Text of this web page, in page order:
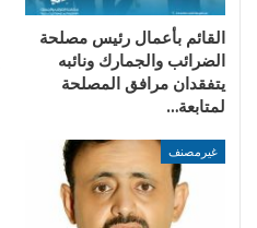
القائم بأعمال رئيس مصلحة
الضرائب والجمارك ونائبه
يتفقدان مرافق المصلحة
لمتابعة…
غيرمصنف